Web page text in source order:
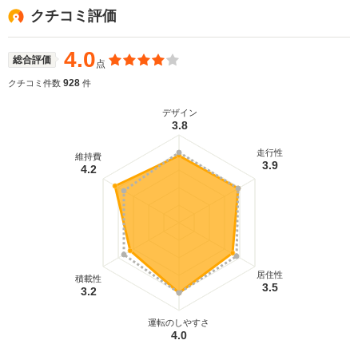
リッドであること。スタイリッシュでありながら広
い室内空間。求めやすい価格の4つが追求された。パ
ワートレインは、先代プリウスの1.5Lエンジンと
THS IIシステムによるハイブリッドだが、小型・軽
量化と高性能化の両立が図られている。Cd値0.28を
では40.0km/Lという世界一の低燃費を実現した。
クチコミ評価
総合評価 4.0点
クチコミ件数 928 件
デザイン
3.8
走行性
3.9
居住性
3.5
運転のしやすさ
4.0
積載性
3.2
維持費
4.2